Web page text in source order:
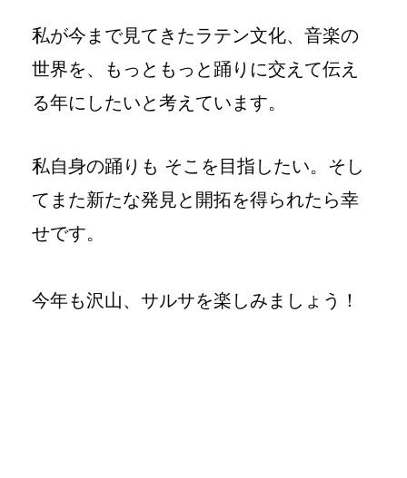
私が今まで見てきたラテン文化、音楽の
世界を、もっともっと踊りに交えて伝え
る年にしたいと考えています。
私自身の踊りも そこを目指したい。そし
てまた新たな発見と開拓を得られたら幸
せです。
今年も沢山、サルサを楽しみましょう！